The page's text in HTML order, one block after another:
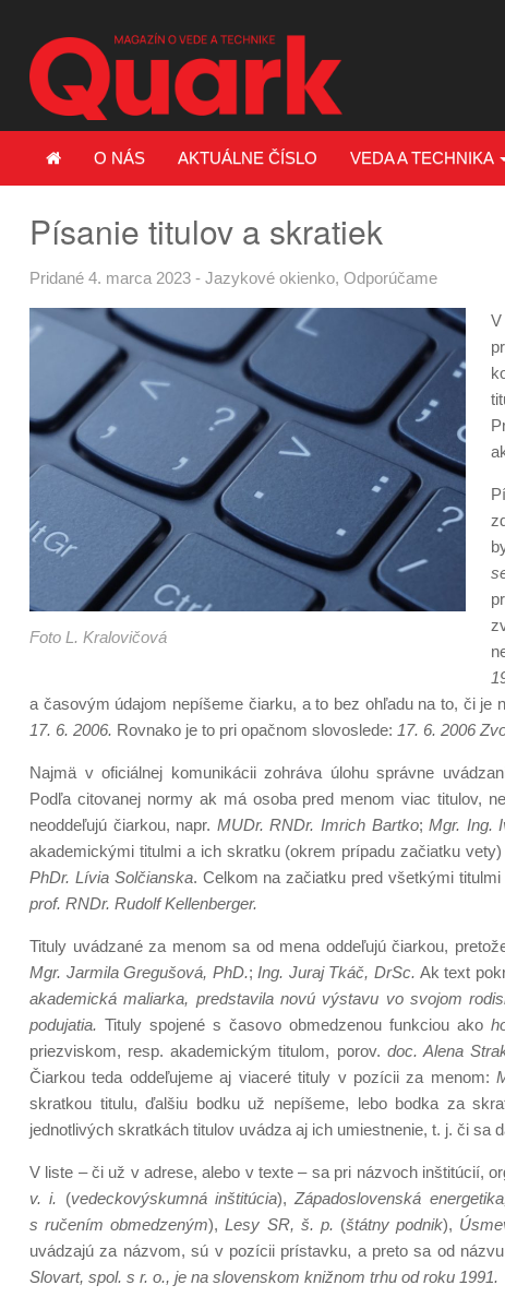
O NÁS AKTUÁLNE ČÍSLO VEDA A TECHNIKA
Písanie titulov a skratiek
Pridané 4. marca 2023 - Jazykové okienko, Odporúčame
Foto L. Kralovičová
a časovým údajom nepíšeme čiarku, a to bez ohľadu na to, či je
17. 6. 2006. Rovnako je to pri opačnom slovoslede: 17. 6. 2006
Najmä v oficiálnej komunikácii zohráva úlohu správne
Podľa citovanej normy ak má osoba pred menom viac titulov,
neoddeľujú čiarkou, napr. MUDr. RNDr. Imrich Bartko; Mgr. Ing.
akademickými titulmi a ich skratku (okrem prípadu začiatku
PhDr. Lívia Solčianska. Celkom na začiatku pred všetkými
prof. RNDr. Rudolf Kellenberger.
Tituly uvádzané za menom sa od mena oddeľujú čiarkou,
Mgr. Jarmila Gregušová, PhD.; Ing. Juraj Tkáč, DrSc. Ak text
akademická maliarka, predstavila novú výstavu vo svojom
podujatia. Tituly spojené s časovo obmedzenou funkciou ako
priezviskom, resp. akademickým titulom, porov. doc. Alena
Čiarkou teda oddeľujeme aj viaceré tituly v pozícii za menom:
skratkou titulu, ďalšiu bodku už nepíšeme, lebo bodka za
jednotlivých skratkách titulov uvádza aj ich umiestnenie, t. j. či sa
V liste – či už v adrese, alebo v texte – sa pri názvoch inštitúcií,
v. i. (vedeckovýskumná inštitúcia),Západoslovenská
s ručením obmedzeným), Lesy SR, š. p. (štátny podnik),
uvádzajú za názvom, sú v pozícii prístavku, a preto sa od
Slovart, spol. s r. o., je na slovenskom knižnom trhu od roku 1991.